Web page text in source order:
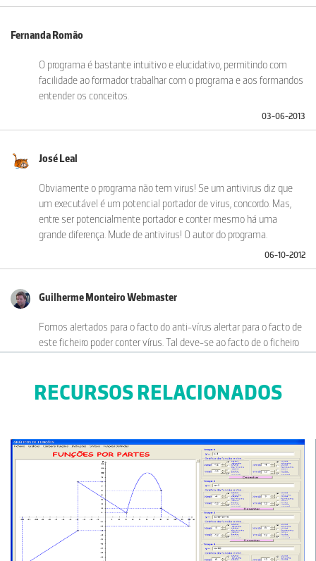
Fernanda Romão
O programa é bastante intuitivo e elucidativo, permitindo com
facilidade ao formador trabalhar com o programa e aos formandos
entender os conceitos.
03-06-2013
José Leal
Obviamente o programa não tem virus! Se um antivirus diz que
um executável é um potencial portador de virus, concordo. Mas,
entre ser potencialmente portador e conter mesmo há uma
grande diferença. Mude de antivirus! O autor do programa.
06-10-2012
Guilherme Monteiro Webmaster
Fomos alertados para o facto do anti-vírus alertar para o facto de
este ficheiro poder conter vírus. Tal deve-se ao facto de o ficheiro
que poderá conter vírus e dos quais os utilizadores da internet
03-09-2012
RECURSOS RELACIONADOS